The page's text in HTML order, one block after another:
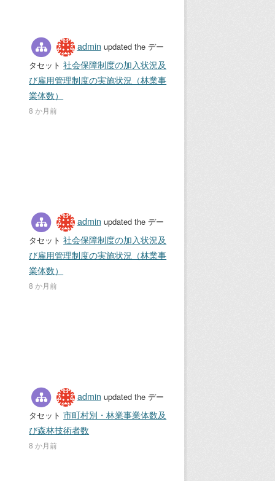
admin updated the デー
タセット社会保障制度の加入状況及
び雇用管理制度の実施状況（林業事
業体数）
8 か月前
admin updated the デー
タセット社会保障制度の加入状況及
び雇用管理制度の実施状況（林業事
業体数）
8 か月前
admin updated the デー
タセット市町村別・林業事業体数及
び森林技術者数
8 か月前